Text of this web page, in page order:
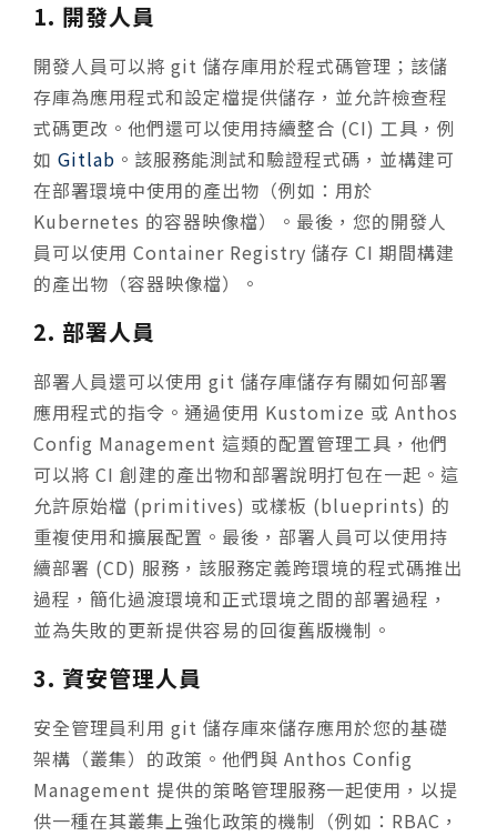
1. 開發人員
開發人員可以將 git 儲存庫用於程式碼管理；該儲
存庫為應用程式和設定檔提供儲存，並允許檢查程
式碼更改。他們還可以使用持續整合 (CI) 工具，例
如 Gitlab 。該服務能測試和驗證程式碼，並構建可
在部署環境中使用的產出物（例如：用於
Kubernetes 的容器映像檔）。最後，您的開發人
員可以使用 Container Registry 儲存 CI 期間構建
的產出物（容器映像檔）。
2. 部署人員
部署人員還可以使用 git 儲存庫儲存有關如何部署
應用程式的指令。通過使用 Kustomize 或 Anthos
Config Management 這類的配置管理工具，他們
可以將 CI 創建的產出物和部署說明打包在一起。這
允許原始檔 (primitives) 或樣板 (blueprints) 的
重複使用和擴展配置。最後，部署人員可以使用持
續部署 (CD) 服務，該服務定義跨環境的程式碼推出
過程，簡化過渡環境和正式環境之間的部署過程，
並為失敗的更新提供容易的回復舊版機制。
3. 資安管理人員
安全管理員利用 git 儲存庫來儲存應用於您的基礎
架構（叢集）的政策。他們與 Anthos Config
Management 提供的策略管理服務一起使用，以提
供一種在其叢集上強化政策的機制（例如：RBAC，